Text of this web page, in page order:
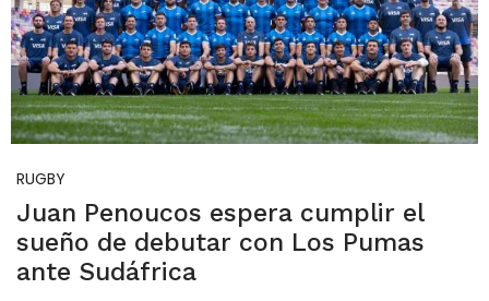
RUGBY
Juan Penoucos espera cumplir el
sueño de debutar con Los Pumas
ante Sudáfrica